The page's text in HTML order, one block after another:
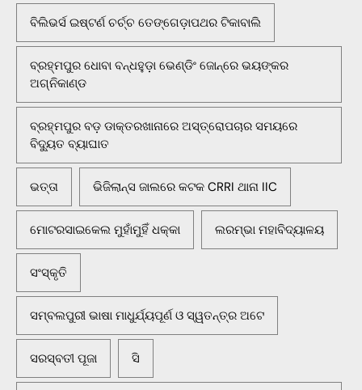
ବିଲିଭର୍ସ ଇଷ୍ଟର୍ଣ ଚର୍ଚ୍ଚ ତେଙ୍ଗେଡ଼ାପଥର ଟିକାବାଲି
ବ୍ରହ୍ମପୁର ଧୋବା ବନ୍ଧହୁଡ଼ା ଭେଣ୍ଡିଂ ଜୋନ୍‌ରେ ଭୟଙ୍କର
ଅଗ୍ନିକାଣ୍ଡ
ବ୍ରହ୍ମପୁର ବଡ଼ ଡାକ୍ତରଖାନାରେ ଅସ୍ତ୍ରୋପଚାର ସମୟରେ
ବିଦ୍ୟୁତ ବ୍ୟାଘାତ
ଭତ୍ତା ଭିଜିଲାନ୍ସ ଜାଲରେ କଟକ CRRI ଥାନା IIC
ମୋଟରସାଇକେଲ ମୁହାଁମୁହିଁ ଧକ୍କା ଲରମ୍ଭା ମହାବିଦ୍ୟାଳୟ
ସଂସ୍କୃତି
ସମ୍ବଲପୁରୀ ଭାଷା ମାଧୁର୍ଯ୍ୟପୂର୍ଣ ଓ ସ୍ୱତନ୍ତ୍ର ଅଟେ
ସରସ୍ବତୀ ପୂଜା ସି